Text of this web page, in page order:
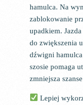
hamulca. Na
zablokowanie
upadkiem.
do zwiększenia
dźwigni hamulca
szosie pomaga
zmniejsza
Lepiej